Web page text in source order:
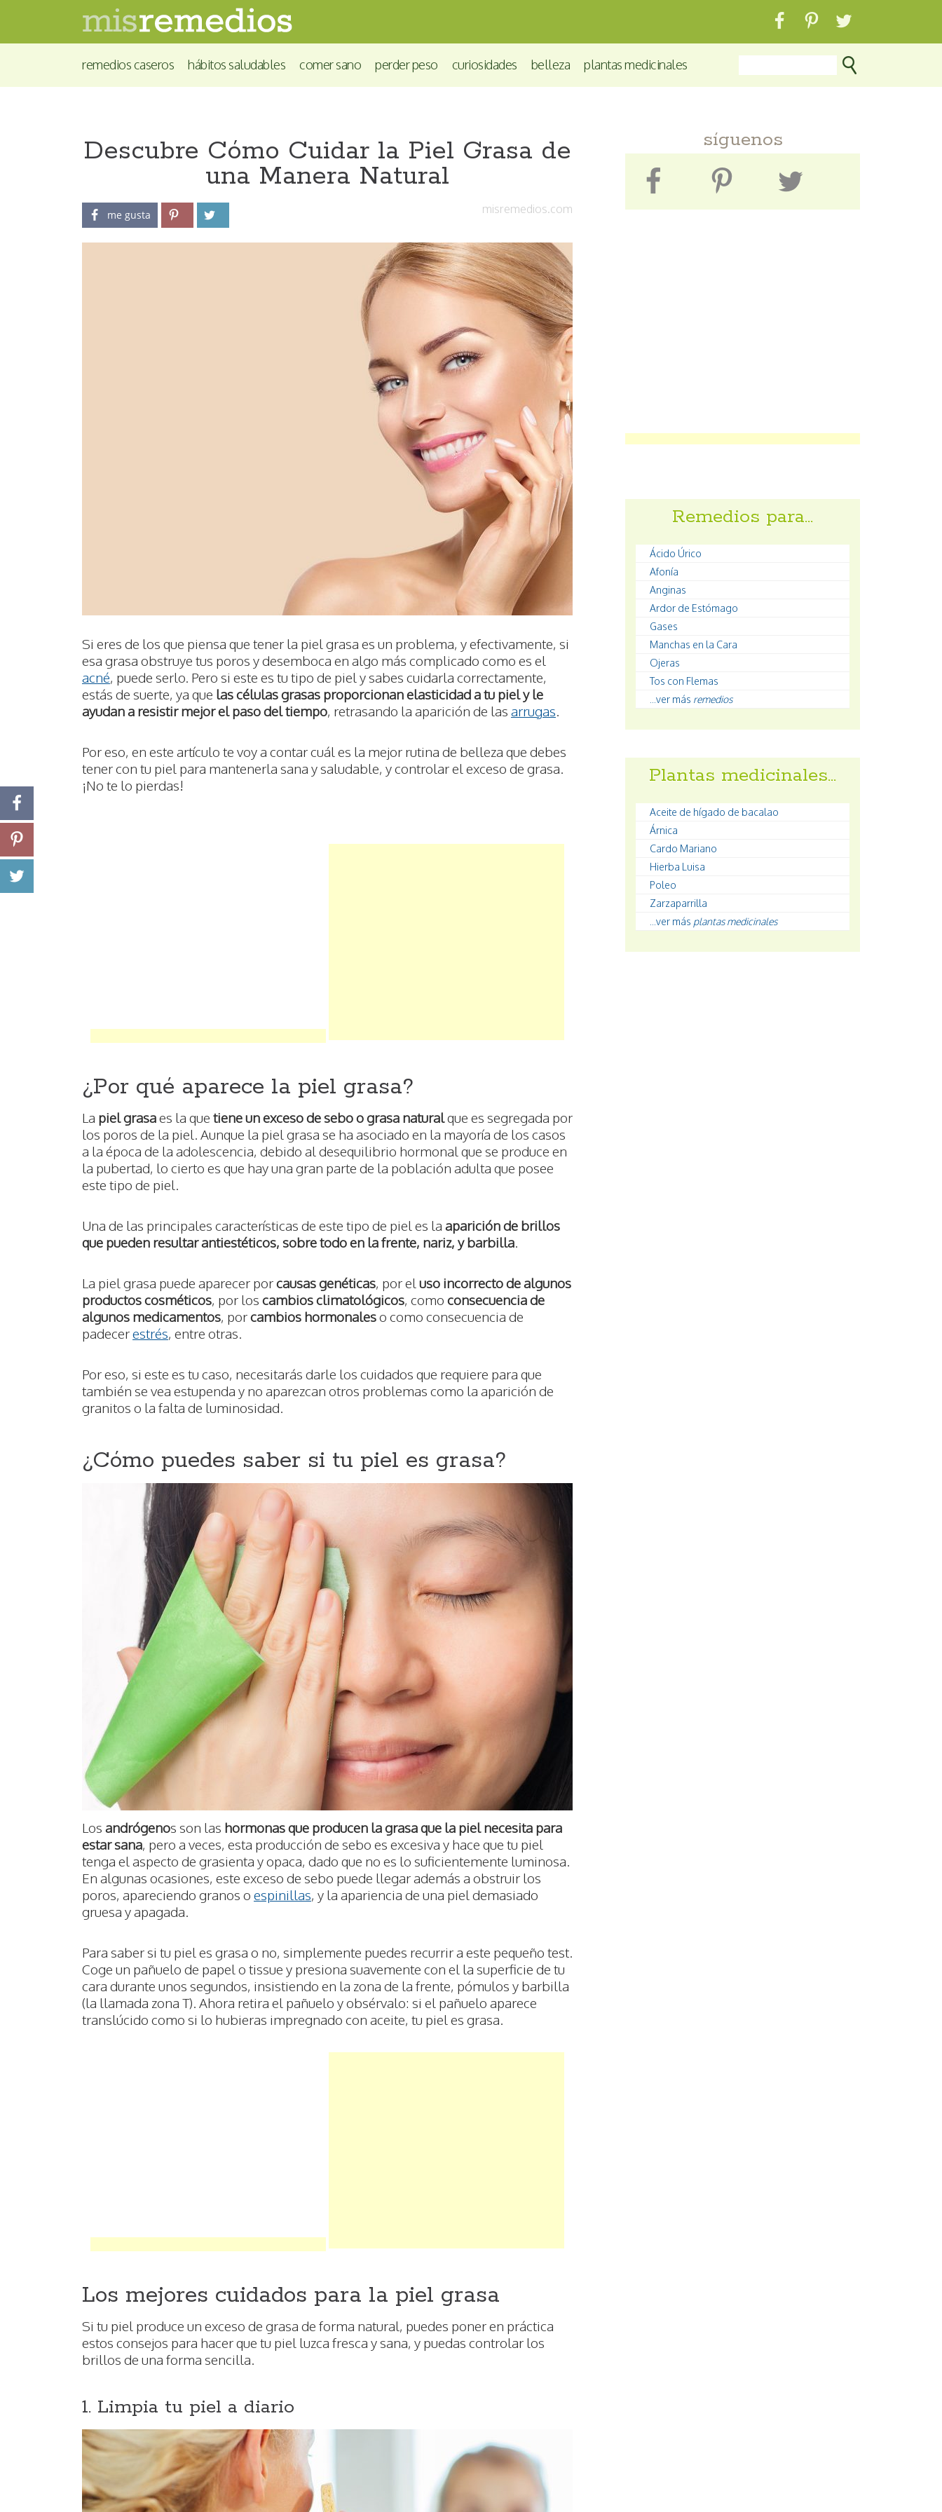
remedios caseros hábitos saludables comer sano perder peso curiosidades belleza plantas medicinales
Descubre Cómo Cuidar la Piel Grasa de
una Manera Natural
misremedios.com
me gusta
Si eres de los que piensa que tener la piel grasa es un problema, y efectivamente, si
esa grasa obstruye tus poros y desemboca en algo más complicado como es el
acné, puede serlo. Pero si este es tu tipo de piel y sabes cuidarla correctamente,
estás de suerte, ya que las células grasas proporcionan elasticidad a tu piel y le
ayudan a resistir mejor el paso del tiempo, retrasando la aparición de las arrugas.
Por eso, en este artículo te voy a contar cuál es la mejor rutina de belleza que debes
tener con tu piel para mantenerla sana y saludable, y controlar el exceso de grasa.
¡No te lo pierdas!
¿Por qué aparece la piel grasa?
La piel grasaes la que tiene un exceso de sebo o grasa natural que es segregada por
los poros de la piel. Aunque la piel grasa se ha asociado en la mayoría de los casos
a la época de la adolescencia, debido al desequilibrio hormonal que se produce en
la pubertad, lo cierto es que hay una gran parte de la población adulta que posee
este tipo de piel.
Una de las principales características de este tipo de piel es la aparición de brillos
que pueden resultar antiestéticos, sobre todo en la frente, nariz, y barbilla.
La piel grasa puede aparecer porcausas genéticas, por el uso incorrecto de algunos
productos cosméticos, por los cambios climatológicos, como consecuencia de
algunos medicamentos, porcambios hormonaleso como consecuencia de
padecerestrés, entre otras.
Por eso, si este es tu caso, necesitarás darle los cuidados que requiere para que
también se vea estupenda y no aparezcan otros problemas como la aparición de
granitos o la falta de luminosidad.
¿Cómo puedes saber si tu piel es grasa?
Los andrógenos son las hormonas que producen la grasa que la piel necesita para
estar sana, pero a veces, esta producción de sebo es excesiva y hace que tu piel
tenga el aspecto de grasienta y opaca, dado que no es lo suficientemente luminosa.
En algunas ocasiones, este exceso de sebo puede llegar además a obstruir los
poros, apareciendo granos o espinillas, y la apariencia de una piel demasiado
gruesa y apagada.
Para saber si tu piel es grasa o no, simplemente puedes recurrir a este pequeño test.
Coge un pañuelo de papel o tissue y presiona suavemente con el la superficie de tu
cara durante unos segundos, insistiendo en la zona de la frente, pómulos y barbilla
(la llamada zona T). Ahora retira el pañuelo y obsérvalo: si el pañuelo aparece
translúcido como si lo hubieras impregnado con aceite, tu piel es grasa.
Los mejores cuidados para la piel grasa
Si tu piel produce un exceso de grasa de forma natural, puedes poner en práctica
estos consejos para hacer que tu piel luzca fresca y sana, y puedas controlar los
brillos de una forma sencilla.
1. Limpia tu piel a diario
síguenos
Remedios para…
Ácido Úrico
Afonía
Anginas
Ardor de Estómago
Gases
Manchas en la Cara
Ojeras
Tos con Flemas
...ver más remedios
Plantas medicinales…
Aceite de hígado de bacalao
Árnica
Cardo Mariano
Hierba Luisa
Poleo
Zarzaparrilla
...ver más plantas medicinales